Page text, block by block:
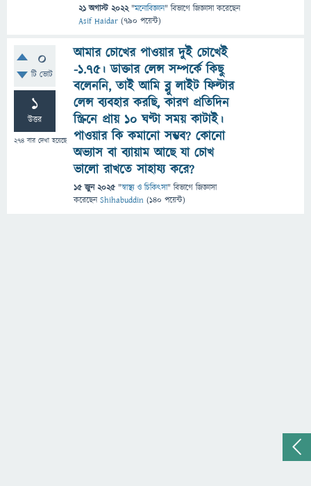
21 অগাস্ট 2022 "মনোবিজ্ঞান" বিভাগে জিজ্ঞাসাকরেছেন
Asif Haidar (790 পয়েন্ট)
0
টি ভোট
1
উত্তর
274 বার দেখা হয়েছে
আমার চোখের পাওয়ার দুই চোখেই
-১.৭৫। ডাক্তার লেন্স সম্পর্কে কিছু
বলেননি, তাই আমি ব্লু লাইট ফিল্টার
লেন্স ব্যবহার করছি, কারণ প্রতিদিন
স্ক্রিনে প্রায় ১০ ঘণ্টা সময় কাটাই।
পাওয়ার কি কমানো সম্ভব? কোনো
অভ্যাস বা ব্যায়াম আছে যা চোখ
ভালো রাখতে সাহায্য করে?
15 জুন 2025 "স্বাস্থ্য ও চিকিৎসা" বিভাগে জিজ্ঞাসা
করেছেনShihabuddin (140 পয়েন্ট)